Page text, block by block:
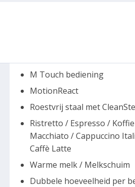
M Touch bediening
MotionReact
Roestvrij staal met
Ristretto / Espresso /
Macchiato / Cappuccino
Caffè Latte
Warme melk / Melkschuim
Dubbele hoeveelheid per